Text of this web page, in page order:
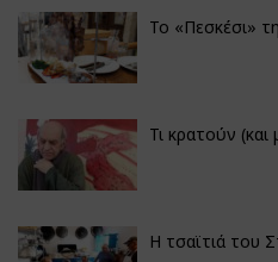
Το «Πεσκέσι»
Τι κρατούν
Η τσαϊτιά του